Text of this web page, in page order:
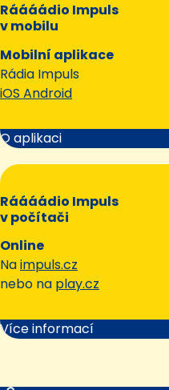
Ráááádio Impuls
v mobilu
Mobilní aplikace
Rádia Impuls
iOS Android
O aplikaci
Ráááádio Impuls
v počítači
Online
Naimpuls.cz
nebo na play.cz
Více informací